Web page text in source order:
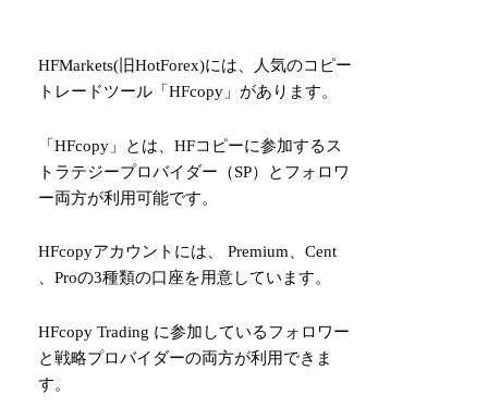
HFMarkets(旧HotForex)には、人気のコピー
トレードツール「HFcopy」があります。
「HFcopy」とは、HFコピーに参加するス
トラテジープロバイダー（SP）とフォロワ
ー両方が利用可能です。
HFcopyアカウントには、 Premium、Cent
、Proの3種類の口座を用意しています。
HFcopy Trading に参加しているフォロワー
と戦略プロバイダーの両方が利用できま
す。